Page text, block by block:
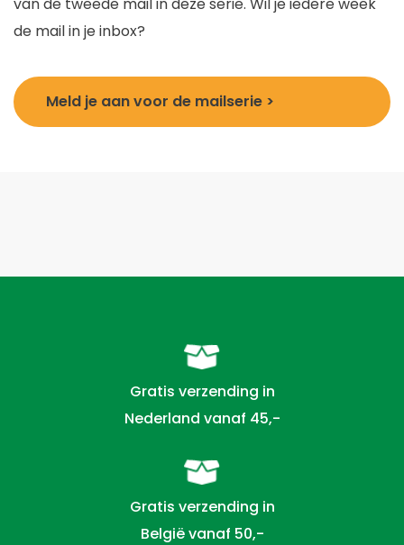
de mail in je inbox?
Meld je aan voor de mailserie >
Gratis verzending in
Nederland vanaf 45,-
Gratis verzending in
België vanaf 50,-